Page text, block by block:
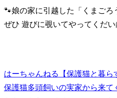
🐾娘の家に引越した「くまご
ぜひ 遊びに覗いてやってくだい
はーちゃんねる【保護猫と暮ら
保護猫多頭飼いの実家から来